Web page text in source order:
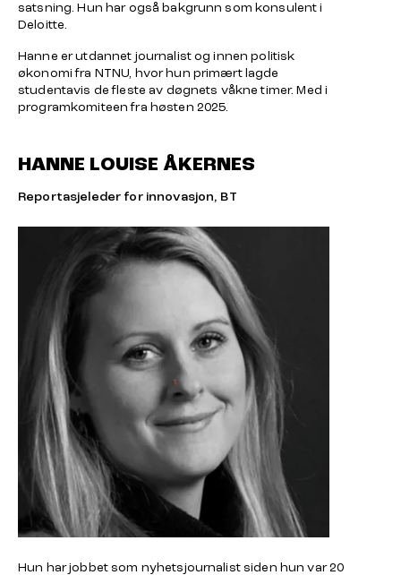
satsning. Hun har også bakgrunn som konsulent i
Deloitte.
Hanne er utdannet journalist og innen politisk
økonomi fra NTNU, hvor hun primært lagde
studentavis de fleste av døgnets våkne timer. Med i
programkomiteen fra høsten 2025.
HANNE LOUISE ÅKERNES
Reportasjeleder for innovasjon, BT
Hun har jobbet som nyhetsjournalist siden hun var 20